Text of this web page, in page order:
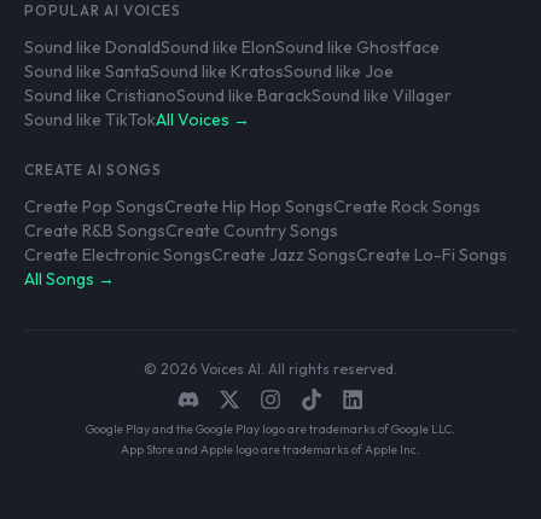
POPULAR AI VOICES
Sound like DonaldSound like ElonSound like Ghostface
Sound like SantaSound like KratosSound like Joe
Sound like CristianoSound like BarackSound like Villager
Sound like TikTokAll Voices →
CREATE AI SONGS
Create Pop SongsCreate Hip Hop SongsCreate Rock Songs
Create R&B SongsCreate Country Songs
Create Electronic SongsCreate Jazz SongsCreate Lo-Fi Songs
All Songs →
© 2026 Voices AI. All rights reserved.
Google Play and the Google Play logo are trademarks of Google LLC.
App Store and Apple logo are trademarks of Apple Inc.